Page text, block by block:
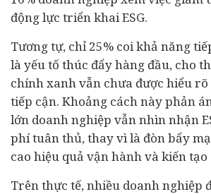
động lực triển khai ESG.
Tương tự, chỉ 25% coi khả năng
là yếu tố thúc đẩy hàng đầu, cho
chính xanh vẫn chưa được hiểu rõ
tiếp cận. Khoảng cách này phản
lớn doanh nghiệp vẫn nhìn nhận
phí tuân thủ, thay vì là đòn bẩy
cao hiệu quả vận hành và kiến
Trên thực tế, nhiều doanh nghiệp